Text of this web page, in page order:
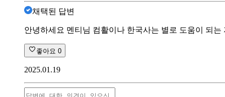
채택된 답변
안녕하세요 멘티님 컴활이나 한국사는 별로 도움이 되
좋아요 0
2025.01.19